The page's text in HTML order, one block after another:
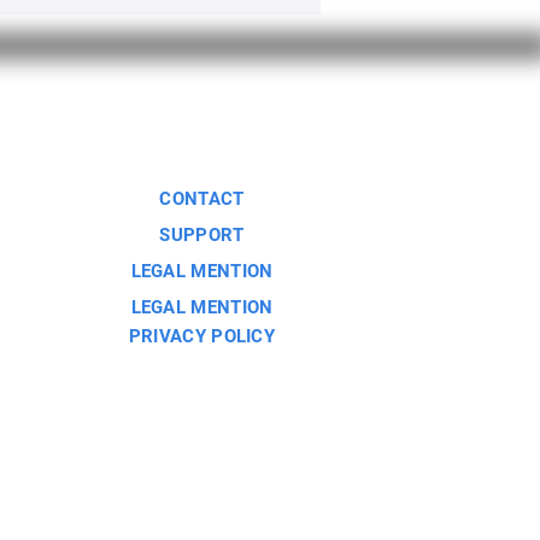
CONTACT
SUPPORT
LEGAL MENTION
LEGAL MENTION
PRIVACY POLICY